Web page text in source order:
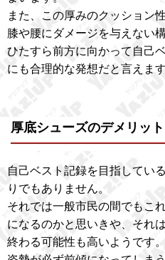
また、この厚みのクッション
膝や腰にダメージを与えない
ひたすら前方に向かって自己
にも合理的な発想だと言えます
厚底シューズのデメリット
自己ベスト記録を目指してい
りでもありません。
それでは一般市民の間でもこ
になるのかと思いきや、それ
終わる可能性も高いようです。